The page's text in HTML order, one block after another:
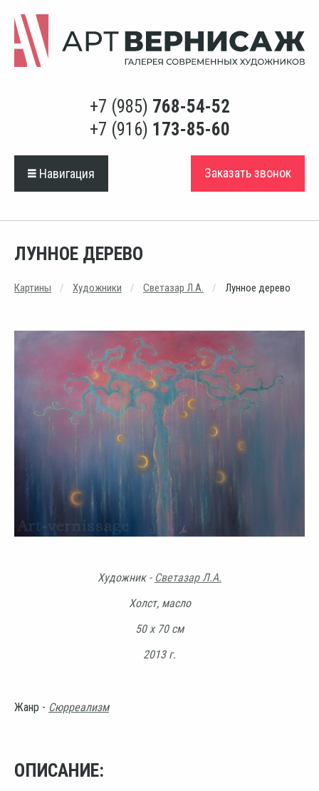
+7 (985) 768-54-52
+7 (916) 173-85-60
Навигация Заказать звонок
ЛУННОЕ ДЕРЕВО
Картины Художники Светазар Л.А. Лунное дерево
Художник - Светазар Л.А.
Холст, масло
50 х 70 см
2013 г.
Жанр - Сюрреализм
ОПИСАНИЕ: